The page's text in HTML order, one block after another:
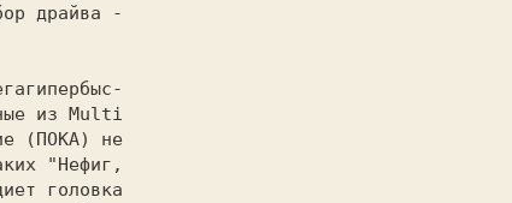
драйва -
из Multi
(ПОКА) не
"Нефиг,
головка